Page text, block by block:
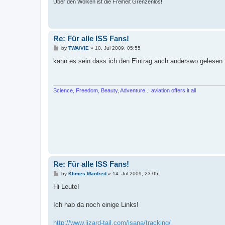
Über den Wolken ist die Freiheit Grenzenlos!
Re: Für alle ISS Fans!
P
s
by TWA/VIE » 10. Jul 2009, 05:55
kann es sein dass ich den Eintrag auch anderswo
Science, Freedom, Beauty, Adventure... aviation offers it all
Re: Für alle ISS Fans!
Pby Klimes Manfred» 14. Jul 2009, 23:05
Hi Leute!
Ich hab da noch einige Links!
http://www.lizard-tail.com/isana/tracking/